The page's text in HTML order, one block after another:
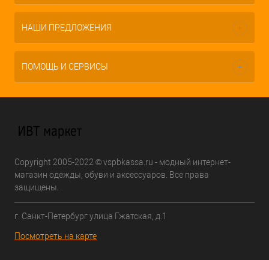
НАШИ ПРЕДЛОЖЕНИЯ
ПОМОЩЬ И СЕРВИСЫ
Copyright 2005-2022 © vspbkassa.ru - модный интернет-
магазин одежды, обуви и аксессуаров. Все права
защищены.
г. Санкт-Петербург улица Гжатская, д.1
Посмотреть на карте